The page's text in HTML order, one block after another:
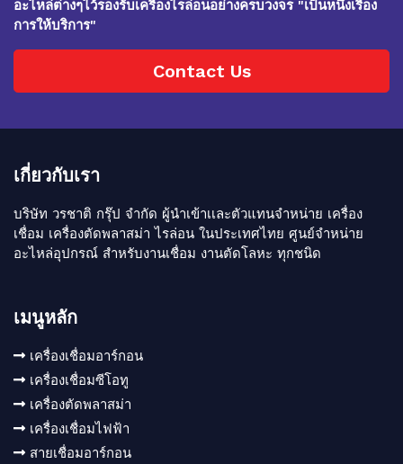
อะไหล่ต่างๆไว้รองรับเครื่องไรล่อนอย่างครบวงจร "เป็นหนึ่งเรื่อง
การให้บริการ"
Contact Us
เกี่ยวกับเรา
บริษัท วรชาติ กรุ๊ป จำกัด ผู้นำเข้าเเละตัวแทนจำหน่าย เครื่อง
เชื่อม เครื่องตัดพลาสม่า ไรล่อน ในประเทศไทย ศูนย์จำหน่าย
อะไหล่อุปกรณ์ สำหรับงานเชื่อม งานตัดโลหะ ทุกชนิด
เมนูหลัก
เครื่องเชื่อมอาร์กอน
เครื่องเชื่อมซีโอทู
เครื่องตัดพลาสม่า
เครื่องเชื่อมไฟฟ้า
สายเชื่อมอาร์กอน